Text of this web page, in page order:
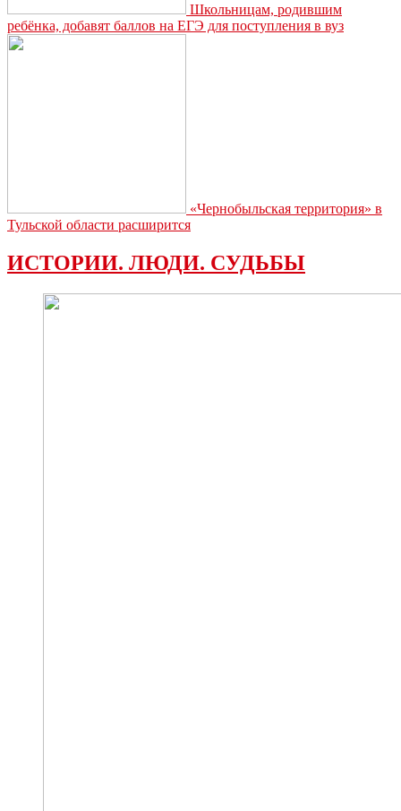
Школьницам, родившим
ребёнка, добавят баллов на ЕГЭ для поступления в вуз
«Чернобыльская территория» в
Тульской области расширится
ИСТОРИИ. ЛЮДИ. СУДЬБЫ